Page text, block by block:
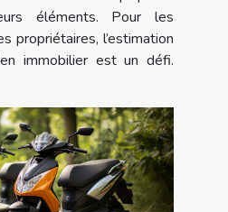
éléments. Pour les
propriétaires, l’estimation
immobilier est un défi.